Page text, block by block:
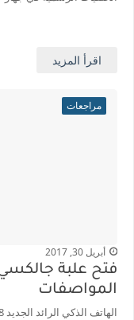
اقرأ المزيد
مراجعات
أبريل 30, 2017
المواصفات